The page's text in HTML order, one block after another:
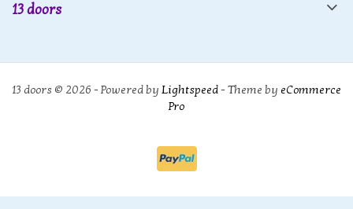
13 doors
13 doors © 2026 - Powered by Lightspeed- Theme by eCommerce
Pro